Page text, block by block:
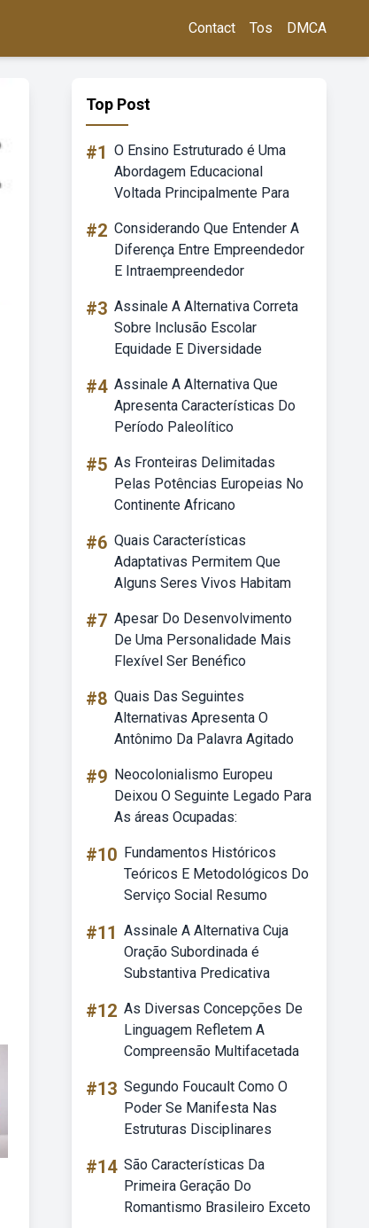
Contact Tos DMCA
Top Post
#1 O Ensino Estruturado é Uma
Abordagem Educacional
Voltada Principalmente Para
#2 Considerando Que Entender A
Diferença Entre Empreendedor
E Intraempreendedor
#3 Assinale A Alternativa Correta
Sobre Inclusão Escolar
Equidade E Diversidade
#4 Assinale A Alternativa Que
Apresenta Características Do
Período Paleolítico
#5 As Fronteiras Delimitadas
Pelas Potências Europeias No
Continente Africano
#6 Quais Características
Adaptativas Permitem Que
Alguns Seres Vivos Habitam
#7 Apesar Do Desenvolvimento
De Uma Personalidade Mais
Flexível Ser Benéfico
#8 Quais Das Seguintes
Alternativas Apresenta O
Antônimo Da Palavra Agitado
#9 Neocolonialismo Europeu
Deixou O Seguinte Legado Para
As áreas Ocupadas:
#10 Fundamentos Históricos
Teóricos E Metodológicos Do
Serviço Social Resumo
#11 Assinale A Alternativa Cuja
Oração Subordinada é
Substantiva Predicativa
#12 As Diversas Concepções De
Linguagem Refletem A
Compreensão Multifacetada
#13 Segundo Foucault Como O
Poder Se Manifesta Nas
Estruturas Disciplinares
#14 São Características Da
Primeira Geração Do
Romantismo Brasileiro Exceto